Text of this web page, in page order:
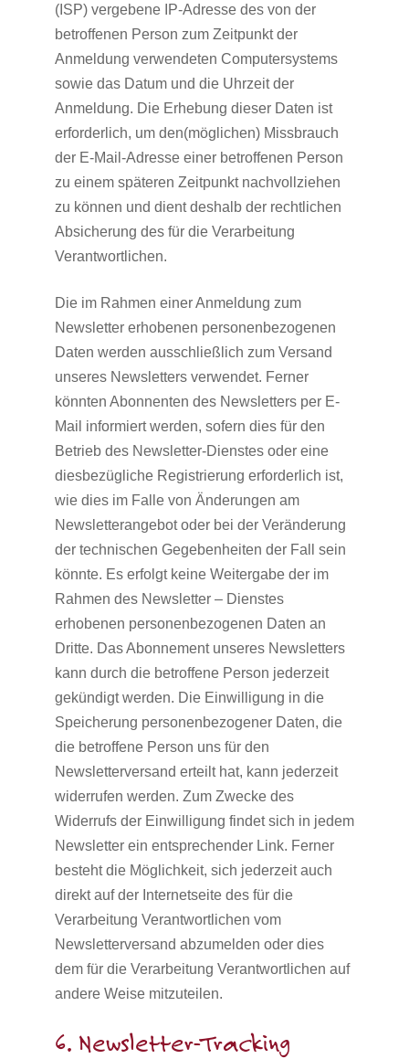
(ISP) vergebene IP-Adresse des von der
betroffenen Person zum Zeitpunkt der
Anmeldung verwendeten Computersystems
sowie das Datum und die Uhrzeit der
Anmeldung. Die Erhebung dieser Daten ist
erforderlich, um den(möglichen) Missbrauch
der E-Mail-Adresse einer betroffenen Person
zu einem späteren Zeitpunkt nachvollziehen
zu können und dient deshalb der rechtlichen
Absicherung des für die Verarbeitung
Verantwortlichen.
Die im Rahmen einer Anmeldung zum
Newsletter erhobenen personenbezogenen
Daten werden ausschließlich zum Versand
unseres Newsletters verwendet. Ferner
könnten Abonnenten des Newsletters per E-
Mail informiert werden, sofern dies für den
Betrieb des Newsletter-Dienstes oder eine
diesbezügliche Registrierung erforderlich ist,
wie dies im Falle von Änderungen am
Newsletterangebot oder bei der Veränderung
der technischen Gegebenheiten der Fall sein
könnte. Es erfolgt keine Weitergabe der im
Rahmen des Newsletter – Dienstes
erhobenen personenbezogenen Daten an
Dritte. Das Abonnement unseres Newsletters
kann durch die betroffene Person jederzeit
gekündigt werden. Die Einwilligung in die
Speicherung personenbezogener Daten, die
die betroffene Person uns für den
Newsletterversand erteilt hat, kann jederzeit
widerrufen werden. Zum Zwecke des
Widerrufs der Einwilligung findet sich in jedem
Newsletter ein entsprechender Link. Ferner
besteht die Möglichkeit, sich jederzeit auch
direkt auf der Internetseite des für die
Verarbeitung Verantwortlichen vom
Newsletterversand abzumelden oder dies
dem für die Verarbeitung Verantwortlichen auf
andere Weise mitzuteilen.
6. Newsletter-Tracking